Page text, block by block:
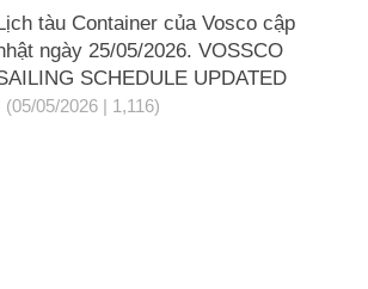
tàu Container của Vosco cập
ngày 25/05/2026. VOSSCO
SCHEDULE UPDATED
(05/05/2026 | 1,116)